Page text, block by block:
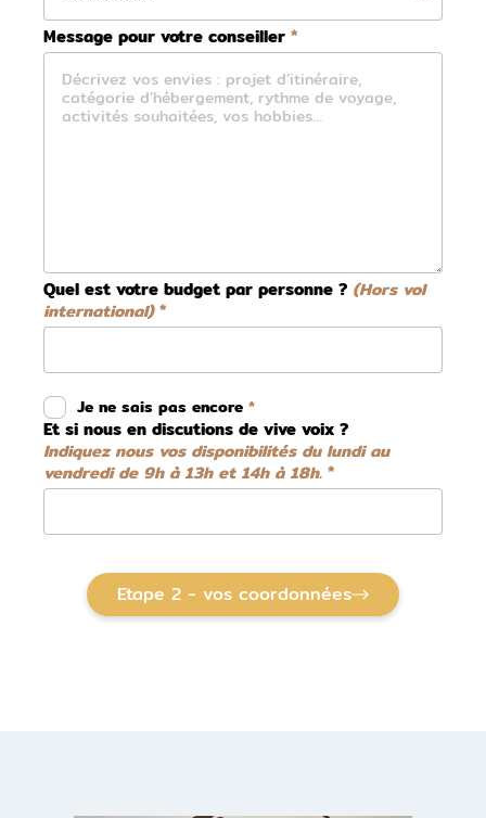
Message pour votre conseiller
Quel est votre budget par personne ? (Hors vol
international)
Je ne sais pas encore
Et si nous en discutions de vive voix ?
Indiquez nous vos disponibilités du lundi au
vendredi de 9h à 13h et 14h à 18h.
Etape 2 - vos coordonnées